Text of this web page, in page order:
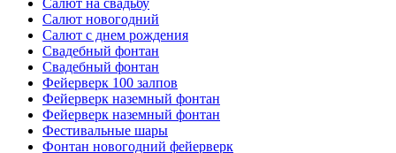
Салют на свадьбу
Салют новогодний
Салют с днем рождения
Свадебный фонтан
Свадебный фонтан
Фейерверк 100 залпов
Фейерверк наземный фонтан
Фейерверк наземный фонтан
Фестивальные шары
Фонтан новогодний фейерверк